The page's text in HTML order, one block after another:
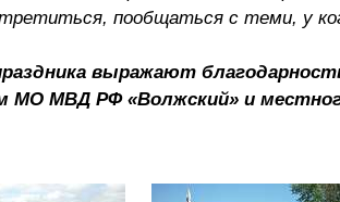
пообщаться с теми, у
выражают
МО МВД РФ «Волжский» и